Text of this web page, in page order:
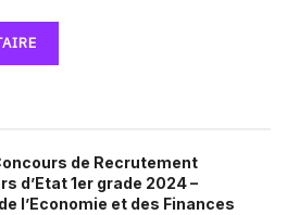
de Recrutement
d’Etat 1er grade 2024 –
l’Economie et des Finances